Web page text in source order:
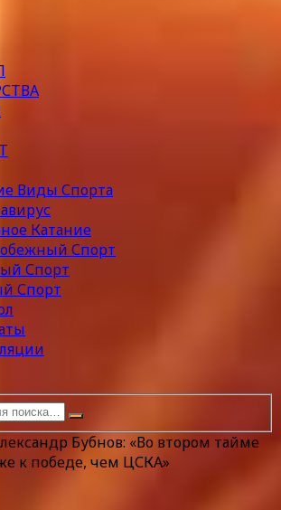
Виды Спорта
Катание
Спорт
Спорт
Спорт
Бубнов: «Во втором тайме
к победе, чем ЦСКА»